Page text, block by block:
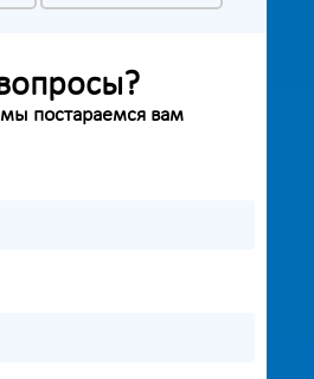
постараемся вам